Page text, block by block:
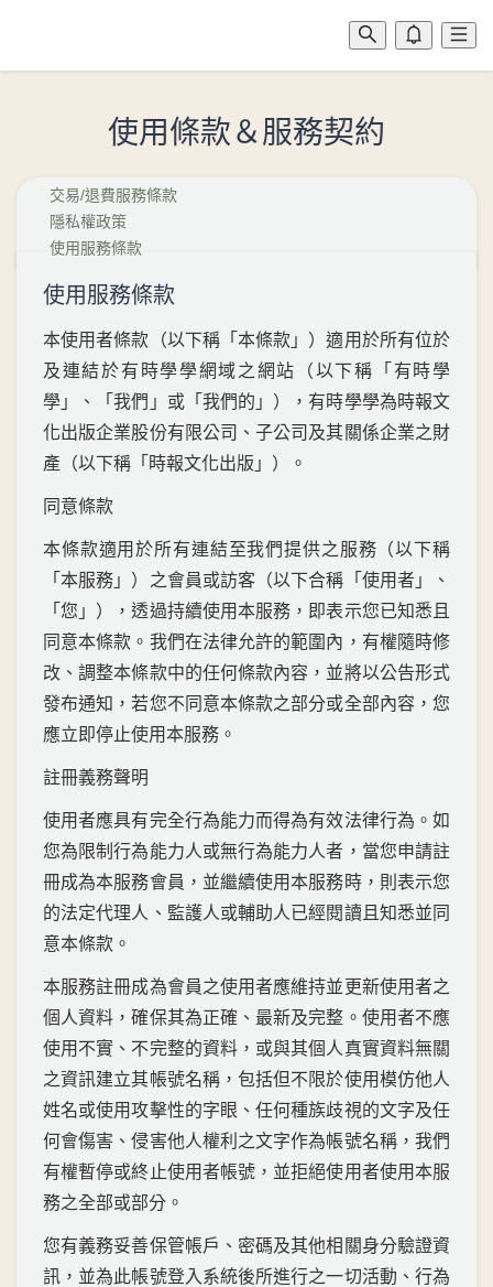
使用條款＆服務契約
交易/退費服務條款
隱私權政策
使用服務條款
使用服務條款
本使用者條款（以下稱「本條款」）適用於所有位於
及連結於有時學學網域之網站（以下稱「有時學
學」、「我們」或「我們的」），有時學學為時報文
化出版企業股份有限公司、子公司及其關係企業之財
產（以下稱「時報文化出版」）。
同意條款
本條款適用於所有連結至我們提供之服務（以下稱
「本服務」）之會員或訪客（以下合稱「使用者」、
「您」），透過持續使用本服務，即表示您已知悉且
同意本條款。我們在法律允許的範圍內，有權隨時修
改、調整本條款中的任何條款內容，並將以公告形式
發布通知，若您不同意本條款之部分或全部內容，您
應立即停止使用本服務。
註冊義務聲明
使用者應具有完全行為能力而得為有效法律行為。如
您為限制行為能力人或無行為能力人者，當您申請註
冊成為本服務會員，並繼續使用本服務時，則表示您
的法定代理人、監護人或輔助人已經閱讀且知悉並同
意本條款。
本服務註冊成為會員之使用者應維持並更新使用者之
個人資料，確保其為正確、最新及完整。使用者不應
使用不實、不完整的資料，或與其個人真實資料無關
之資訊建立其帳號名稱，包括但不限於使用模仿他人
姓名或使用攻擊性的字眼、任何種族歧視的文字及任
何會傷害、侵害他人權利之文字作為帳號名稱，我們
有權暫停或終止使用者帳號，並拒絕使用者使用本服
務之全部或部分。
您有義務妥善保管帳戶、密碼及其他相關身分驗證資
訊，並為此帳號登入系統後所進行之一切活動、行為